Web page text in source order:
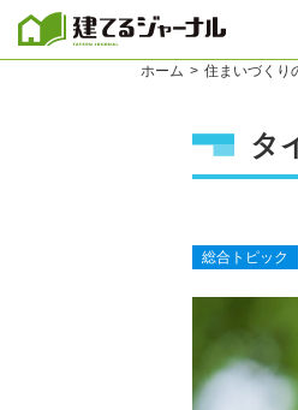
ホーム 住まいづくり
タ
総合トピック